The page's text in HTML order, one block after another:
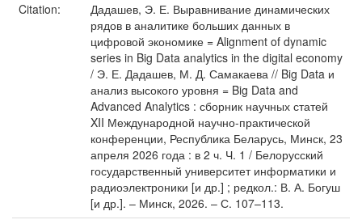
Citation:
Дадашев, Э. Е. Выравнивание динамических
рядов в аналитике больших данных в
цифровой экономике = Alignment of dynamic
series in Big Data analytics in the digital economy
/ Э. Е. Дадашев, М. Д. Самакаева // Big Data и
анализ высокого уровня = Big Data and
Advanced Analytics : сборник научных статей
XII Международной научно-практической
конференции, Республика Беларусь, Минск, 23
апреля 2026 года : в 2 ч. Ч. 1 / Белорусский
государственный университет информатики и
радиоэлектроники [и др.] ; редкол.: В. А. Богуш
[и др.]. – Минск, 2026. – С. 107–113.